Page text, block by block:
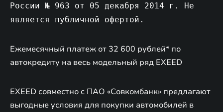
России № 963 от 05 декабря 2014 г. Не
является публичной офертой.
Ежемесячный платеж от 32 600 рублей* по
автокредиту на весь модельный ряд EXEED
EXEED совместно с ПАО «Совкомбанк» предлагают
выгодные условия для покупки автомобилей в